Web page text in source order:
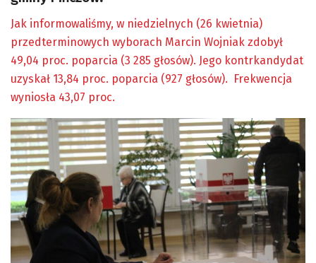
Jak informowaliśmy, w niedzielnych (26 kwietnia)
przedterminowych wyborach Marcin Wojniak zdobył
49,04 proc. poparcia (3 285 głosów). Jego kontrkandydat
uzyskał 13,84 proc. poparcia (927 głosów). Frekwencja
wyniosła 43,07 proc.